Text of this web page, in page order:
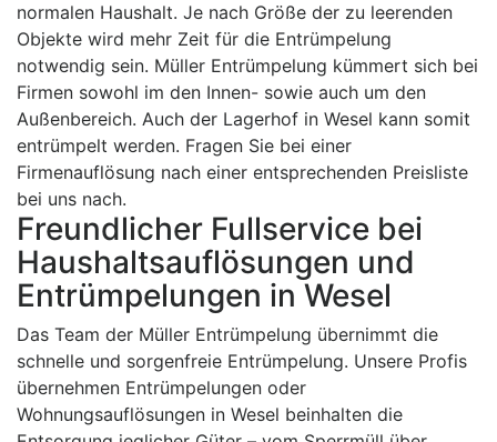
normalen Haushalt. Je nach Größe der zu leerenden
Objekte wird mehr Zeit für die Entrümpelung
notwendig sein. Müller Entrümpelung kümmert sich bei
Firmen sowohl im den Innen- sowie auch um den
Außenbereich. Auch der Lagerhof in Wesel kann somit
entrümpelt werden. Fragen Sie bei einer
Firmenauflösung nach einer entsprechenden Preisliste
bei uns nach.
Freundlicher Fullservice bei
Haushaltsauflösungen und
Entrümpelungen in Wesel
Das Team der Müller Entrümpelung übernimmt die
schnelle und sorgenfreie Entrümpelung. Unsere Profis
übernehmen Entrümpelungen oder
Wohnungsauflösungen in Wesel beinhalten die